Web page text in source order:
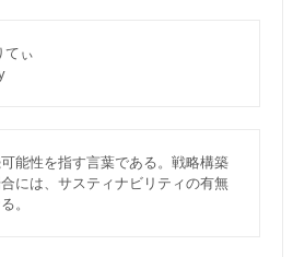
てぃ
能性を指す言葉である。戦略構築
には、サスティナビリティの有無
。